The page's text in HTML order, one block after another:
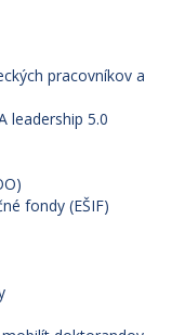
pracovníkov a
leadership 5.0
fondy (EŠIF)